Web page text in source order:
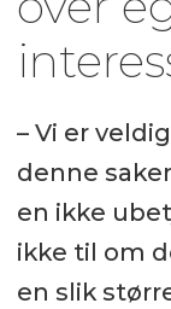
– Vi er
denne
en ikke
ikke til om
en slik